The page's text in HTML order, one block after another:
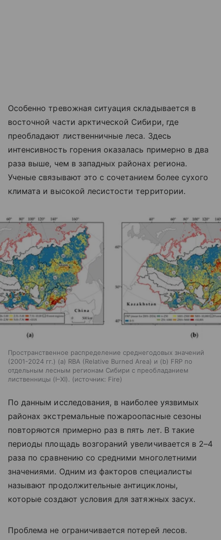
Особенно тревожная ситуация складывается в
восточной части арктической Сибири, где
преобладают лиственничные леса. Здесь
интенсивность горения оказалась примерно в два
раза выше, чем в западных районах региона.
Ученые связывают это с сочетанием более сухого
климата и высокой лесистости территории.
Пространственное распределение среднегодовых значений
(2001-2024 гг.) (а) RBA (Relative Burned Area) и (b) FRP по
отдельным лесным регионам Сибири с преобладанием
лиственницы (I–XI).
источник: Fire
По данным исследования, в наиболее уязвимых
районах экстремальные пожароопасные сезоны
повторяются примерно раз в пять лет. В такие
периоды площадь возгораний увеличивается в 2–4
раза по сравнению со средними многолетними
значениями. Одним из факторов специалисты
называют продолжительные антициклоны,
которые создают условия для затяжных засух.
Проблема не ограничивается потерей лесов.